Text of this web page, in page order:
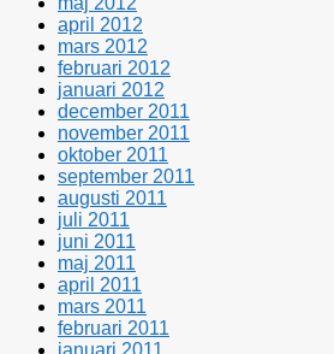
april 2012
mars 2012
februari 2012
januari 2012
december 2011
november 2011
oktober 2011
september 2011
augusti 2011
juli 2011
juni 2011
maj 2011
april 2011
mars 2011
februari 2011
januari 2011